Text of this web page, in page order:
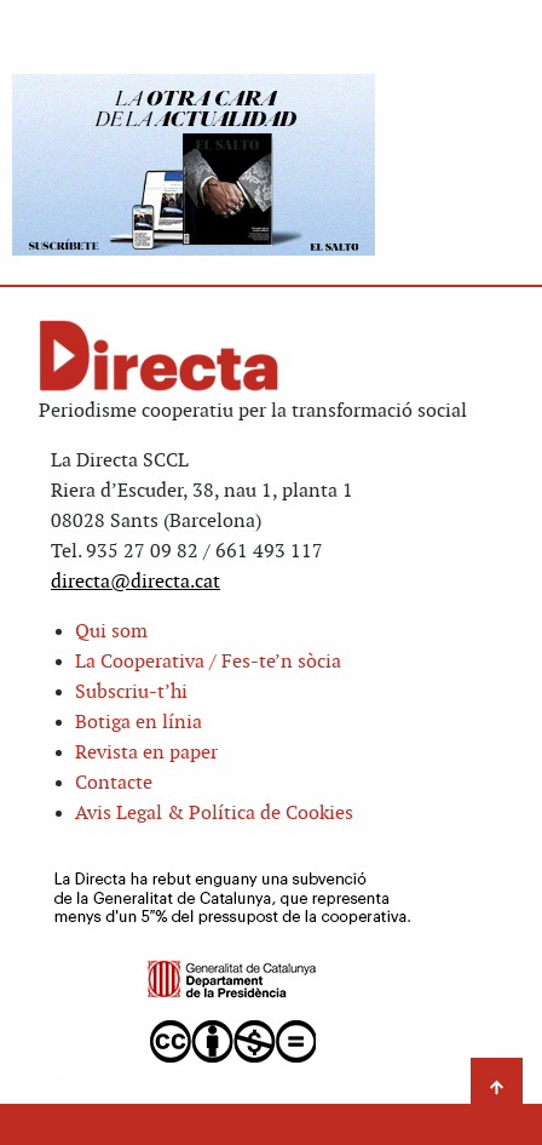
Periodisme cooperatiu per la transformació social
La Directa SCCL
Riera d’Escuder, 38, nau 1, planta 1
08028 Sants (Barcelona)
Tel. 935 27 09 82 / 661 493 117
directa@directa.cat
Qui som
La Cooperativa / Fes-te’n sòcia
Subscriu-t’hi
Botiga en línia
Revista en paper
Contacte
Avis Legal & Política de Cookies